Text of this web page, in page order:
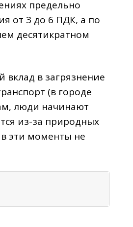
предельно
от 3 до 6 ПДК, а по
десятикратном
в загрязнение
(в городе
люди начинают
из-за природных
эти моменты не